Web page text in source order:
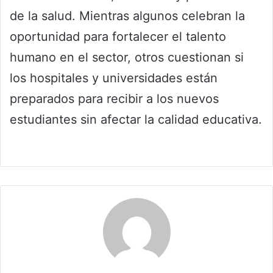
de la salud. Mientras algunos celebran la
oportunidad para fortalecer el talento
humano en el sector, otros cuestionan si
los hospitales y universidades están
preparados para recibir a los nuevos
estudiantes sin afectar la calidad educativa.